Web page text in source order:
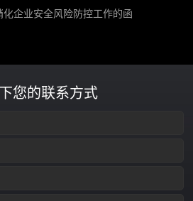
化企业安全风险防控工作的函
您的联系方式